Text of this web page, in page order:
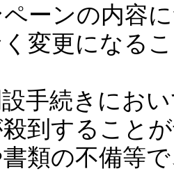
ペーンの内容
く変更になる
設手続きにお
到すること
類の不備等